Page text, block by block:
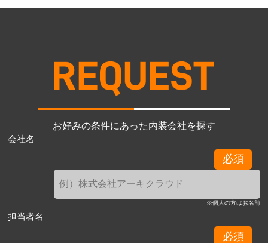
お好みの条件にあった内装会社を探す
会社名
必須
※個人の方はお名前
担当者名
必須